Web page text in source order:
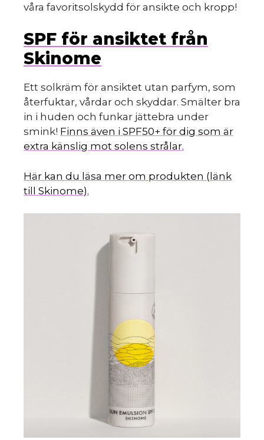
våra favoritsolskydd för ansikte och kropp!
SPF för ansiktet från
Skinome
Ett solkräm för ansiktet utan parfym, som
återfuktar, vårdar och skyddar. Smälter bra
in i huden och funkar jättebra under
smink! Finns även i SPF50+ för dig som är
extra känslig mot solens strålar.
Här kan du läsa mer om produkten (länk
till Skinome).